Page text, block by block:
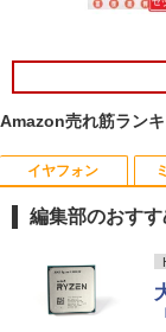
5
5
Amazon売れ筋ラン
イヤフォン
編集部のおす